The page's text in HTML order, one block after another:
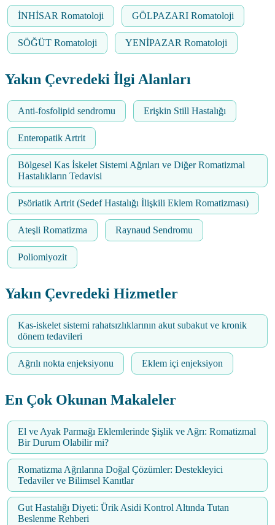
İNHİSAR Romatoloji GÖLPAZARI Romatoloji
SÖĞÜT Romatoloji YENİPAZAR Romatoloji
Yakın Çevredeki İlgi Alanları
Anti-fosfolipid sendromu Erişkin Still Hastalığı
Enteropatik Artrit
Bölgesel Kas İskelet Sistemi Ağrıları ve Diğer Romatizmal
Hastalıkların Tedavisi
Psöriatik Artrit (Sedef Hastalığı İlişkili Eklem Romatizması)
Ateşli Romatizma Raynaud Sendromu
Poliomiyozit
Yakın Çevredeki Hizmetler
Kas-iskelet sistemi rahatsızlıklarının akut subakut ve kronik
dönem tedavileri
Ağrılı nokta enjeksiyonu Eklem içi enjeksiyon
En Çok Okunan Makaleler
El ve Ayak Parmağı Eklemlerinde Şişlik ve Ağrı: Romatizmal
Bir Durum Olabilir mi?
Romatizma Ağrılarına Doğal Çözümler: Destekleyici
Tedaviler ve Bilimsel Kanıtlar
Gut Hastalığı Diyeti: Ürik Asidi Kontrol Altında Tutan
Beslenme Rehberi